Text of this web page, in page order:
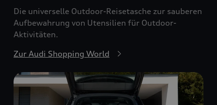
Die universelle Outdoor-Reisetasche zur sauberen
Aufbewahrung von Utensilien für Outdoor-
Aktivitäten.
Zur Audi Shopping World